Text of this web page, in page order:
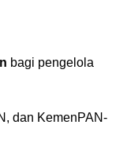
bagi pengelola
dan KemenPAN-